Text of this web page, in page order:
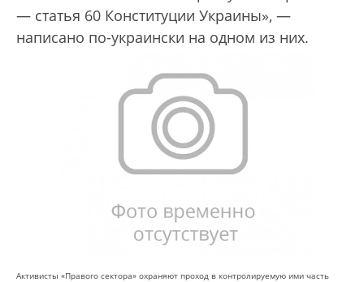
— статья 60 Конституции Украины», —
написано по-украински на одном из них.
Активисты «Правого сектора» охраняют проход в контролируемую ими часть